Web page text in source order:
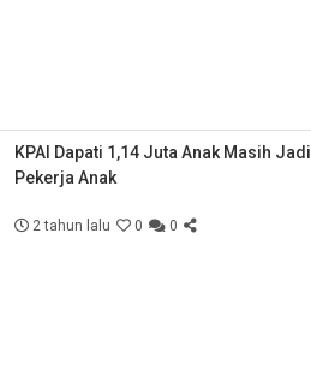
KPAI Dapati 1,14 Juta Anak Masih Jadi
Pekerja Anak
2 tahun lalu 0 0